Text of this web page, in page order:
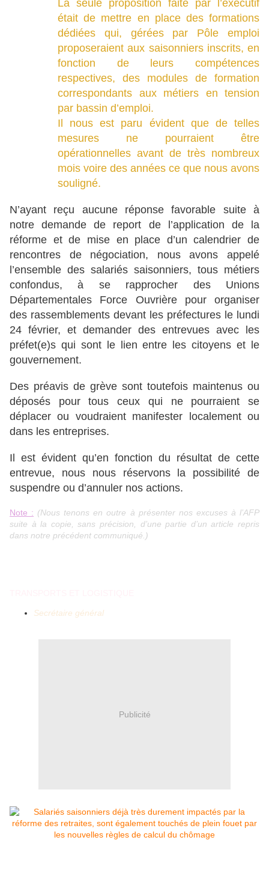
La seule proposition faite par l’exécutif
était de mettre en place des formations
dédiées qui, gérées par Pôle emploi
proposeraient aux saisonniers inscrits, en
fonction de leurs compétences
respectives, des modules de formation
correspondants aux métiers en tension
par bassin d’emploi.
Il nous est paru évident que de telles
mesures ne pourraient être
opérationnelles avant de très nombreux
mois voire des années ce que nous avons
souligné.
N’ayant reçu aucune réponse favorable suite à
notre demande de report de l’application de la
réforme et de mise en place d’un calendrier de
rencontres de négociation, nous avons appelé
l’ensemble des salariés saisonniers, tous métiers
confondus, à se rapprocher des Unions
Départementales Force Ouvrière pour organiser
des rassemblements devant les préfectures le lundi
24 février, et demander des entrevues avec les
préfet(e)s qui sont le lien entre les citoyens et le
gouvernement.
Des préavis de grève sont toutefois maintenus ou
déposés pour tous ceux qui ne pourraient se
déplacer ou voudraient manifester localement ou
dans les entreprises.
Il est évident qu’en fonction du résultat de cette
entrevue, nous nous réservons la possibilité de
suspendre ou d’annuler nos actions.
Note : (Nous tenons en outre à présenter nos excuses à l’AFP
suite à la copie, sans précision, d’une partie d’un article repris
dans notre précédent communiqué.)
Secrétaire général
Publicité